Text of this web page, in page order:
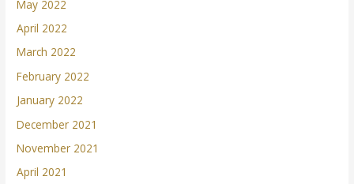
May 2022
April 2022
March 2022
February 2022
January 2022
December 2021
November 2021
April 2021